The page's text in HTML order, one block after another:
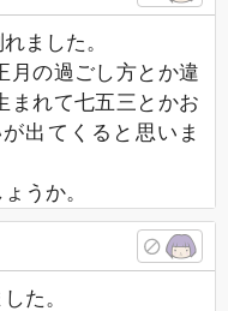
ました。
月の過ごし方とか違
まれて七五三とかお
出てくると思いま
うか。
た。